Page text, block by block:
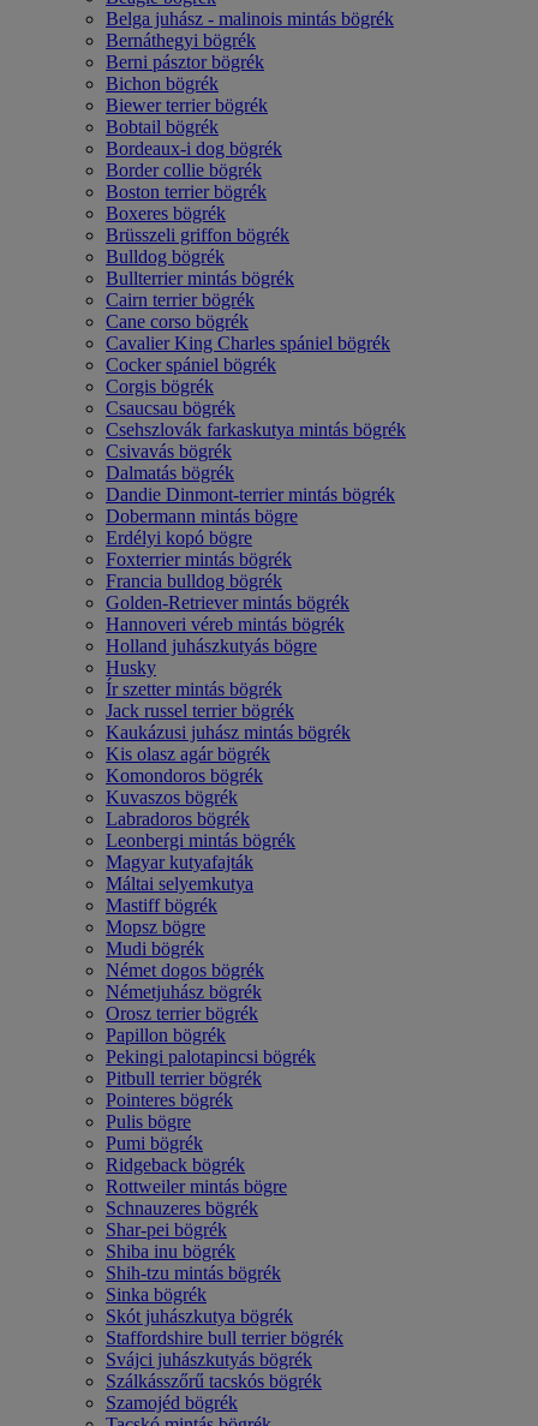
Belga juhász - malinois mintás bögrék
Bernáthegyi bögrék
Berni pásztor bögrék
Bichon bögrék
Biewer terrier bögrék
Bobtail bögrék
Bordeaux-i dog bögrék
Border collie bögrék
Boston terrier bögrék
Boxeres bögrék
Brüsszeli griffon bögrék
Bulldog bögrék
Bullterrier mintás bögrék
Cairn terrier bögrék
Cane corso bögrék
Cavalier King Charles spániel bögrék
Cocker spániel bögrék
Corgis bögrék
Csaucsau bögrék
Csehszlovák farkaskutya mintás bögrék
Csivavás bögrék
Dalmatás bögrék
Dandie Dinmont-terrier mintás bögrék
Dobermann mintás bögre
Erdélyi kopó bögre
Foxterrier mintás bögrék
Francia bulldog bögrék
Golden-Retriever mintás bögrék
Hannoveri véreb mintás bögrék
Holland juhászkutyás bögre
Husky
Ír szetter mintás bögrék
Jack russel terrier bögrék
Kaukázusi juhász mintás bögrék
Kis olasz agár bögrék
Komondoros bögrék
Kuvaszos bögrék
Labradoros bögrék
Leonbergi mintás bögrék
Magyar kutyafajták
Máltai selyemkutya
Mastiff bögrék
Mopsz bögre
Mudi bögrék
Német dogos bögrék
Németjuhász bögrék
Orosz terrier bögrék
Papillon bögrék
Pekingi palotapincsi bögrék
Pitbull terrier bögrék
Pointeres bögrék
Pulis bögre
Pumi bögrék
Ridgeback bögrék
Rottweiler mintás bögre
Schnauzeres bögrék
Shar-pei bögrék
Shiba inu bögrék
Shih-tzu mintás bögrék
Sinka bögrék
Skót juhászkutya bögrék
Staffordshire bull terrier bögrék
Svájci juhászkutyás bögrék
Szálkásszőrű tacskós bögrék
Szamojéd bögrék